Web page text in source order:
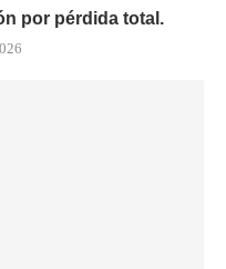
por pérdida total.